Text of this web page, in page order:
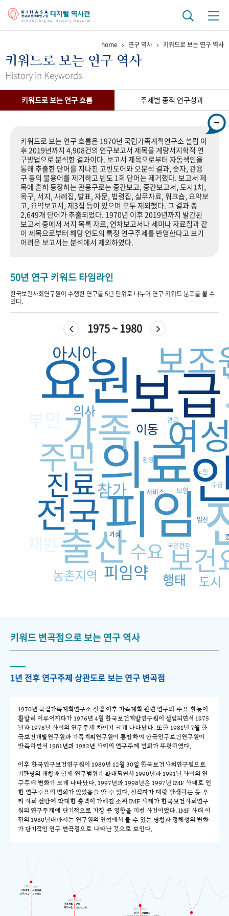
걸어온 길 기관 변천사 역대 기관장
연구 역사
기록물 아카이브
사진 아카이브 문서 기록물 행정박물 영상 기록물
+1주년 기념
성과 50선 숫자로 보는 50년 50+1주년 광장
세계와 함께 한 KIHASA
VR 역사관
home 연구 역사 키워드로 보는 연구 역사
키워드로 보는 연구 역사
History in Keywords
키워드로 보는 연구 흐름 주제별 종적 연구성과
키워드로 보는 연구 흐름은 1970년 국립가족계획연구소 설립 이
후 2019년까지 4,908건의 연구보고서 제목을 계량서지학적 연
구방법으로 분석한 결과이다. 보고서 제목으로부터 자동색인을
통해 추출한 단어를 지나친 고빈도어와 오분석 결과, 숫자, 관용
구 등의 불용어를 제거하고 빈도 1회 단어는 제거했다. 보고서 제
목에 흔히 등장하는 관용구로는 중간보고, 중간보고서, 도시1차,
옥구, 서지, 사례집, 발표, 자문, 법령집, 실무자료, 워크숍, 요약보
고, 요약보고서, 제3집 등이 있으며 모두 제외했다. 그 결과 총
2,649개 단어가 추출되었다. 1970년 이후 2019년까지 발간된
보고서 중에서 서지 목록 자료, 연차보고서나 세미나 자료집과 같
이 제목으로부터 해당 연도의 특정 연구주제를 반영한다고 보기
어려운 보고서는 분석에서 제외하였다.
50년 연구 키워드 타임라인
한국보건사회연구원이 수행한 연구를 5년 단위로 나누어 연구 키워드 분포를 볼 수
있다.
1975 ~ 1980
의료
피임
보급
요원
가족
출산
전국
여
보조
주민
진료
보건
수요
아시아
참가
피임약 행태
이동
도시
농촌지역
의사
서비스 보험
가정
연금
노인
국민건강
수급
환경
임신
키워드 변곡점으로 보는 연구 역사
1년 전후 연구주제 상관도로 보는 연구 변곡점
1970년 국립가족계획연구소 설립 이후 가족계획 관련 연구와 주요 활동이
활발히 이루어지다가 1976년 4월 한국보건개발연구원이 설립되면서 1975
년과 1976년 사이의 연구주제 차이가 크게 나타났다. 또한 1981년 7월 한
국보건개발연구원과 가족계획연구원이 통합하여 한국인구보건연구원이
발족하면서 1981년과 1982년 사이의 연구주제 변화가 뚜렷하였다.
이후 한국인구보건연구원이 1989년 12월 30일 한국보건사회연구원으로
기관명의 개칭과 함께 연구범위가 확대되면서 1990년과 1991년 사이의 연
구주제 변화가 크게 나타났다. 1997년과 1998년은 1997년 IMF 사태로 인
한 연구수요의 변화가 있었음을 알 수 있다. 실직자가 대량 발생하는 등 우
리 사회 전반에 막대한 충격이 가해진 소위 IMF 사태가 한국보건사회연구
원의 연구주제에 단기적으로 가장 큰 영향을 끼친 사건이었다. IMF 사태 이
전의 1980년대까지는 연구원의 연혁에서 볼 수 있는 명칭과 정체성의 변화
가 단기적인 연구 변곡점으로 나타난 것으로 보인다.